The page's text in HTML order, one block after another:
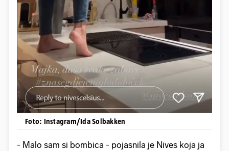
Foto: Instagram/Ida Solbakken
- Malo sam si bombica - pojasnila je Nives koja ja